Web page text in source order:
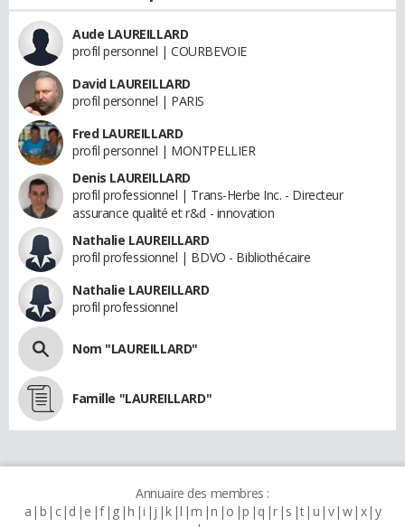
Aude LAUREILLARD
profil personnel | COURBEVOIE
David LAUREILLARD
profil personnel | PARIS
Fred LAUREILLARD
profil personnel | MONTPELLIER
Denis LAUREILLARD
profil professionnel | Trans-Herbe Inc. - Directeur
assurance qualité et r&d - innovation
Nathalie LAUREILLARD
profil professionnel | BDVO - Bibliothécaire
Nathalie LAUREILLARD
profil professionnel
Nom "LAUREILLARD"
Famille "LAUREILLARD"
Annuaire des membres :
a b c d e f g h i j k l m n o p q r s t u v w x y